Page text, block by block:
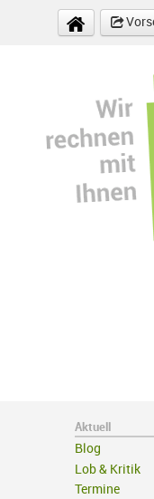
Direkt zum Inhalt
Aktuell
Blog
Lob & Kritik
Termine